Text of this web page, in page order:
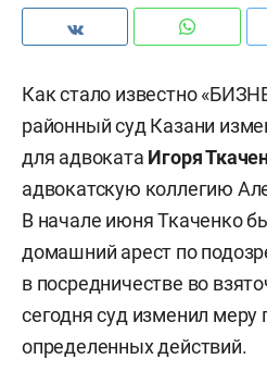
Как стало известно
районный суд Казани
для адвоката Игоря
адвокатскую коллегию
В начале июня Ткаченко
домашний арест по
в посредничестве во
сегодня суд изменил меру
определенных действий.